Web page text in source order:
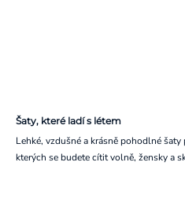
Šaty, které ladí s létem
Lehké, vzdušné a krásně pohodlné
kterých se budete cítit volně, žensky a